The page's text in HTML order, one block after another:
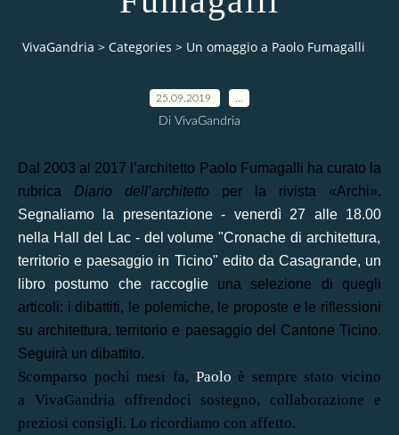
VivaGandria > Categories > Un omaggio a Paolo Fumagalli
25.09.2019
Di VivaGandria
Dal 2003 al 2017 l’architetto Paolo Fumagalli ha curato la
rubrica Diario dell’architetto per la rivista «Archi».
Segnaliamo la presentazione - venerdì 27 alle 18.00
nella Hall del Lac - del volume "Cronache di architettura,
territorio e paesaggio in Ticino" edito da Casagrande, un
libro postumo che raccoglie una selezione di quegli
articoli: i dibattiti, le polemiche, le proposte e le riflessioni
su architettura, territorio e paesaggio del Cantone Ticino.
Seguirà un dibattito.
Scomparso pochi mesi fa, Paolo è sempre stato vicino
a VivaGandria offrendoci sostegno, collaborazione e
preziosi consigli. Lo ricordiamo con affetto.